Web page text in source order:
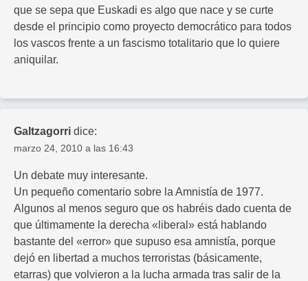
que se sepa que Euskadi es algo que nace y se curte
desde el principio como proyecto democrático para todos
los vascos frente a un fascismo totalitario que lo quiere
aniquilar.
Galtzagorri dice:
marzo 24, 2010 a las 16:43
Un debate muy interesante.
Un pequeño comentario sobre la Amnistía de 1977.
Algunos al menos seguro que os habréis dado cuenta de
que últimamente la derecha «liberal» está hablando
bastante del «error» que supuso esa amnistía, porque
dejó en libertad a muchos terroristas (básicamente,
etarras) que volvieron a la lucha armada tras salir de la